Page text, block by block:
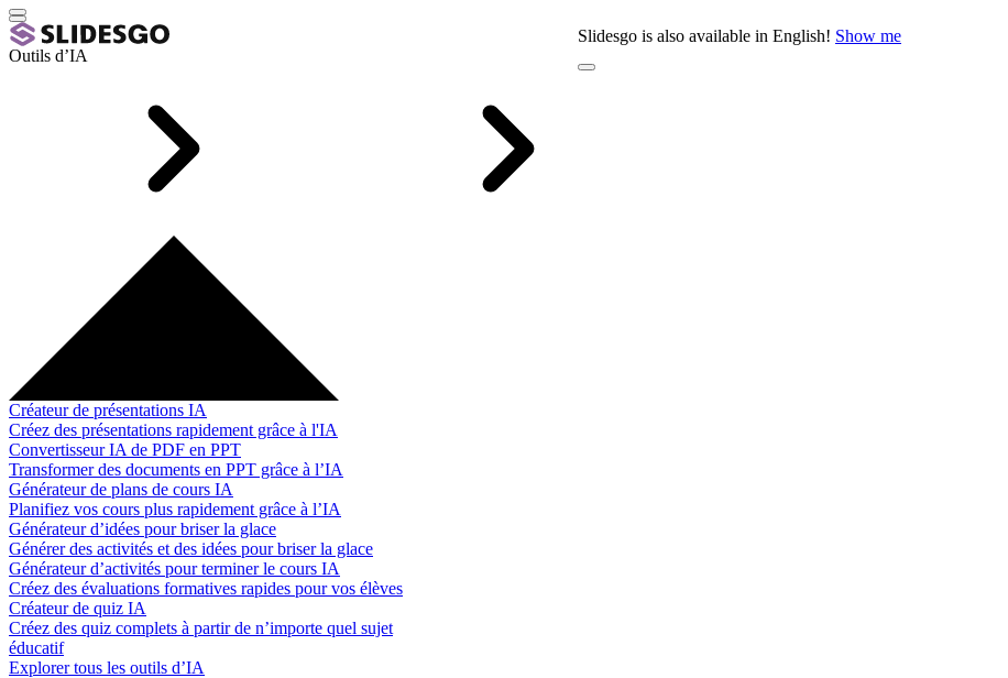
Slidesgo is also available in English! Show me
Outils d’IA
Créateur de présentations IA
Créez des présentations rapidement grâce à l'IA
Convertisseur IA de PDF en PPT
Transformer des documents en PPT grâce à l’IA
Générateur de plans de cours IA
Planifiez vos cours plus rapidement grâce à l’IA
Générateur d’idées pour briser la glace
Générer des activités et des idées pour briser la glace
Générateur d’activités pour terminer le cours IA
Créez des évaluations formatives rapides pour vos élèves
Créateur de quiz IA
Créez des quiz complets à partir de n’importe quel sujet
éducatif
Explorer tous les outils d’IA